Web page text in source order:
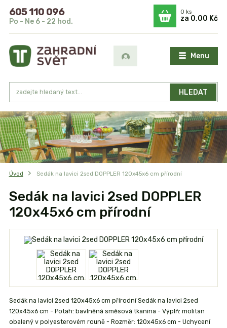
Menu
HLEDAT
605 110 096
Po - Ne 6 - 22 hod.
0ks
za 0,00 Kč
Úvod Sedák na lavici 2sed DOPPLER 120x45x6 cm přírodní
Sedák na lavici 2sed DOPPLER
120x45x6 cm přírodní
Sedák na lavici 2sed 120x45x6 cm přírodní Sedák na lavici 2sed
120x45x6 cm - Potah: bavlněná směsová tkanina - Výplň: molitan
obalený v polyesterovém rouně - Rozměr: 120x45x6 cm - Uchycení